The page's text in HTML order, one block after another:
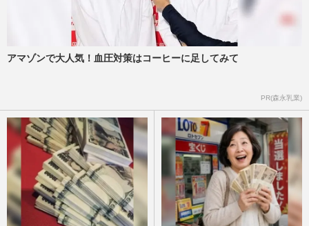
アマゾンで大人気！血圧対策はコーヒーに足してみて
PR(森永乳業)